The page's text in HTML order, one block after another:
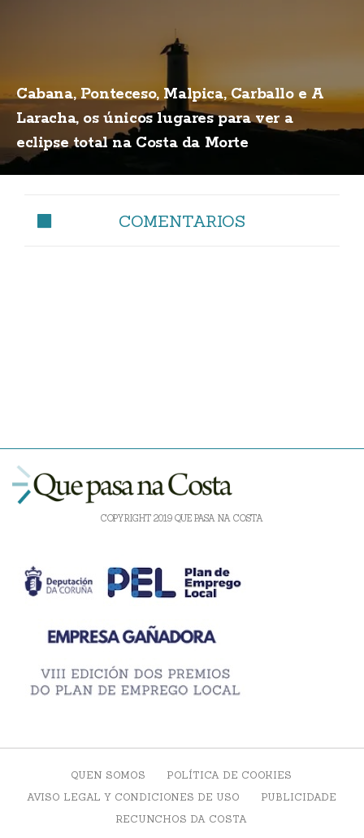
Cabana, Ponteceso, Malpica, Carballo e A
Laracha, os únicos lugares para ver a
eclipse total na Costa da Morte
COMENTARIOS
COPYRIGHT 2019 QUE PASA NA COSTA
QUEN SOMOS
POLÍTICA DE COOKIES
AVISO LEGAL Y CONDICIONES DE USO
PUBLICIDADE
RECUNCHOS DA COSTA